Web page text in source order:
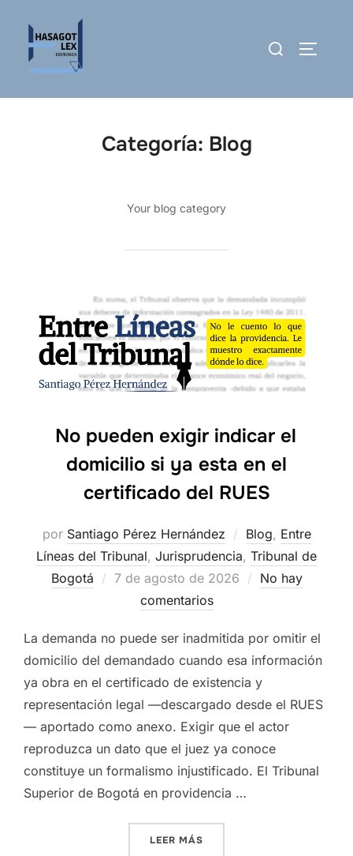
contenido
Buscar:
Categoría: Blog
Your blog category
No pueden exigir indicar el
domicilio si ya esta en el
certificado del RUES
por Santiago Pérez Hernández Blog, Entre
Líneas del Tribunal, Jurisprudencia, Tribunal de
Bogotá
Publicado
7 de agosto de 2026
No hay
comentarios
La demanda no puede ser inadmitida por omitir el
domicilio del demandado cuando esa información
ya obra en el certificado de existencia y
representación legal —descargado desde el RUES
— aportado como anexo. Exigir que el actor
reproduzca un dato que el juez ya conoce
constituye un formalismo injustificado. El Tribunal
Superior de Bogotá en providencia …
LEER MÁS